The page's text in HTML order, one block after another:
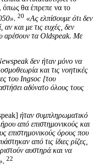
όπως θα έπρεπε να το
. 20 «Ας ελπίσουμε ότι δεν
και με τις ευχές, δεν
αρέσουν τα Oldspeak. Με
δεν ήταν μόνο να
και τις νοητικές
του Ingsoc [του
αδύνατο όλους τους
ήταν συμπληρωματικό
από επιστημονικούς και
επιστημονικούς όρους που
από τις ίδιες ρίζες,
αυστηρά και να
. 22